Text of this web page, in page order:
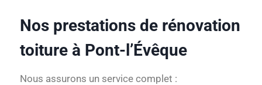
Nos prestations de rénovation
toiture à Pont-l’Évêque
Nous assurons un service complet :